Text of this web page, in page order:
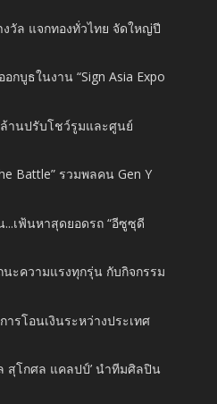
งวัล แจกทองทั่วไทย จัดใหญ่ปี
กบูธในงาน “Sign Asia Expo
านปรับโชว์รูมและศูนย์
Battle” รวมพลคน Gen Y
เฟ้นหาสุดยอดรถ “อีซูซุดี
ะความแรงทุกรุ่น กับกิจกรรม
ารโอนเงินระหว่างประเทศ
สุโกศล แคลปป์’ นำทีมศิลปิน